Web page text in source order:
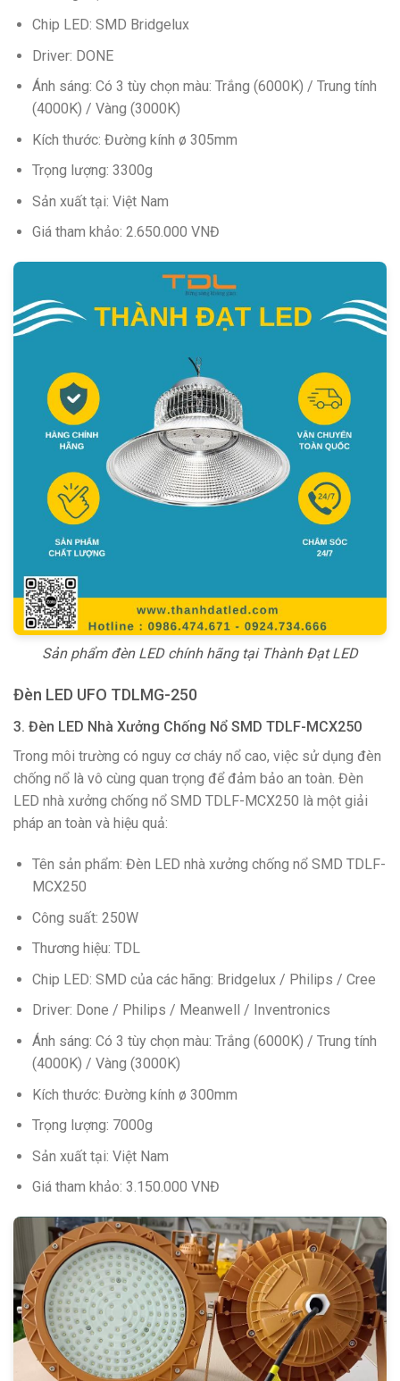
Chip LED: SMD Bridgelux
Driver: DONE
Ánh sáng: Có 3 tùy chọn màu: Trắng (6000K) / Trung tính
(4000K) / Vàng (3000K)
Kích thước: Đường kính ø 305mm
Trọng lượng: 3300g
Sản xuất tại: Việt Nam
Giá tham khảo: 2.650.000 VNĐ
Sản phẩm đèn LED chính hãng tại Thành Đạt LED
Đèn LED UFO TDLMG-250
3. Đèn LED Nhà Xưởng Chống Nổ SMD TDLF-MCX250
Trong môi trường có nguy cơ cháy nổ cao, việc sử dụng đèn
chống nổ là vô cùng quan trọng để đảm bảo an toàn. Đèn
LED nhà xưởng chống nổ SMD TDLF-MCX250 là một giải
pháp an toàn và hiệu quả:
Tên sản phẩm: Đèn LED nhà xưởng chống nổ SMD TDLF-
MCX250
Công suất: 250W
Thương hiệu: TDL
Chip LED: SMD của các hãng: Bridgelux / Philips / Cree
Driver: Done / Philips / Meanwell / Inventronics
Ánh sáng: Có 3 tùy chọn màu: Trắng (6000K) / Trung tính
(4000K) / Vàng (3000K)
Kích thước: Đường kính ø 300mm
Trọng lượng: 7000g
Sản xuất tại: Việt Nam
Giá tham khảo: 3.150.000 VNĐ